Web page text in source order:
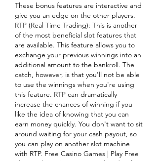
These bonus features are interactive and
give you an edge on the other players.
RTP (Real Time Trading): This is another
of the most beneficial slot features that
are available. This feature allows you to
exchange your previous winnings into an
additional amount to the bankroll. The
catch, however, is that you'll not be able
to use the winnings when you're using
this feature. RTP can dramatically
increase the chances of winning if you
like the idea of knowing that you can
earn money quickly. You don't want to sit
around waiting for your cash payout, so
you can play on another slot machine
with RTP. Free Casino Games | Play Free